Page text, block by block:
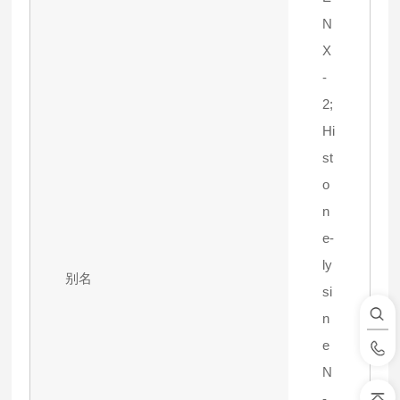
别名
N
X
-
2;
Hi
st
o
n
e-
ly
si
n
e
N